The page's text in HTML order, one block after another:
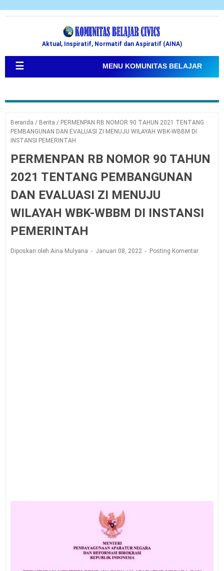
Aktual, Inspiratif, Normatif dan Aspiratif (AINA)
☰ MENU KOMUNITAS BELAJAR
Beranda / Berita / PERMENPAN RB NOMOR 90 TAHUN 2021 TENTANG
PEMBANGUNAN DAN EVALUASI ZI MENUJU WILAYAH WBK-WBBM DI
INSTANSI PEMERINTAH
PERMENPAN RB NOMOR 90 TAHUN
2021 TENTANG PEMBANGUNAN
DAN EVALUASI ZI MENUJU
WILAYAH WBK-WBBM DI INSTANSI
PEMERINTAH
Diposkan oleh Aina Mulyana Januari 08, 2022 Posting Komentar